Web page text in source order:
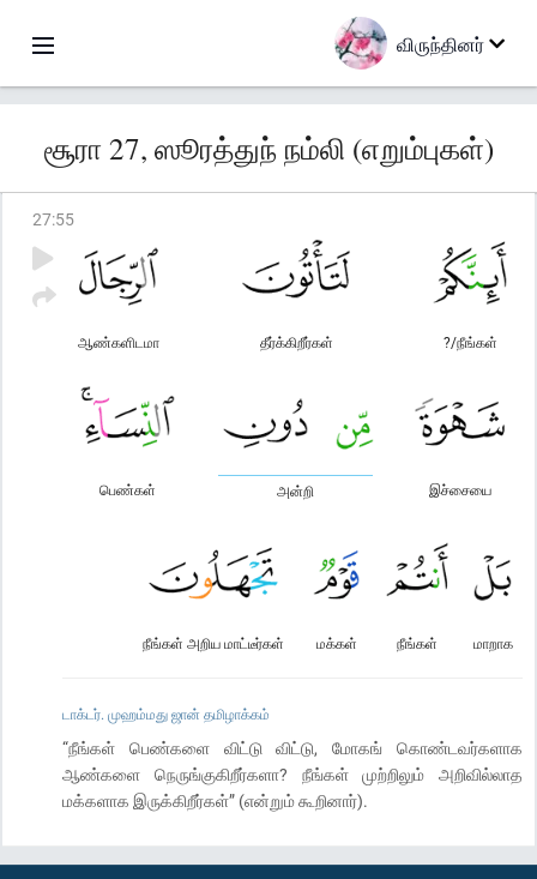
விருந்தினர்
சூரா 27, ஸூரத்துந் நம்லி (எறும்புகள்)
27:55
?/நீங்கள்
தீர்க்கிறீர்கள்
ஆண்களிடமா
இச்சையை
அன்றி
பெண்கள்
மாறாக
நீங்கள்
மக்கள்
நீங்கள் அறிய மாட்டீர்கள்
டாக்டர். முஹம்மது ஜான் தமிழாக்கம்
“நீங்கள் பெண்களை விட்டு விட்டு, மோகங் கொண்டவர்களாக
ஆண்களை நெருங்குகிறீர்களா? நீங்கள் முற்றிலும் அறிவில்லாத
மக்களாக இருக்கிறீர்கள்” (என்றும் கூறினார்).